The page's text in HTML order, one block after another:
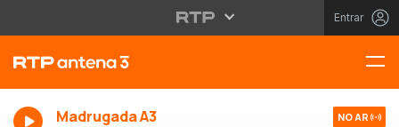
Entrar
Madrugada A3 NO AR